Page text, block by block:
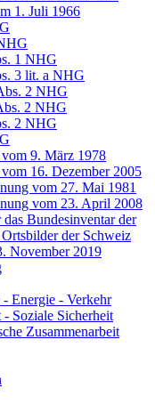
1. Juli 1966
1 NHG
3 lit. a NHG
2 NHG
2 NHG
2 NHG
vom 9. März 1978
16. Dezember 2005
vom 27. Mai 1981
vom 23. April 2008
Bundesinventar der
der Schweiz
November 2019
Energie - Verkehr
Soziale Sicherheit
Zusammenarbeit